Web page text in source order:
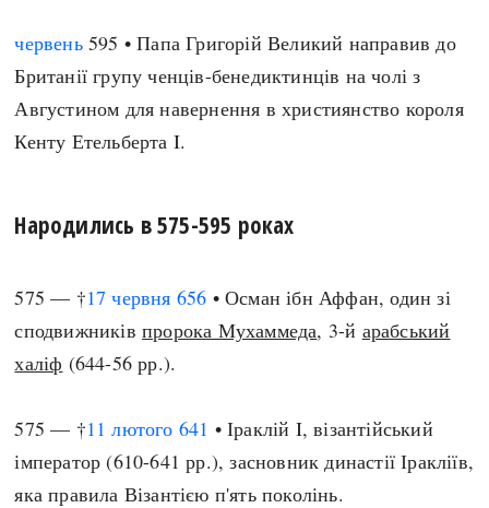
червень595 • Папа Григорій Великий направив до
Британії групу ченців-бенедиктинців на чолі з
Августином для навернення в християнство короля
Кенту Етельберта I.
Народились в 575-595 роках
575 — †17 червня 656 • Осман ібн Аффан, один зі
сподвижниківпророка Мухаммеда, 3-й арабський
халіф (644-56 рр.).
575 — †11 лютого 641 • Іраклій I, візантійський
імператор (610-641 рр.), засновник династії Іракліїв,
яка правила Візантією п'ять поколінь.